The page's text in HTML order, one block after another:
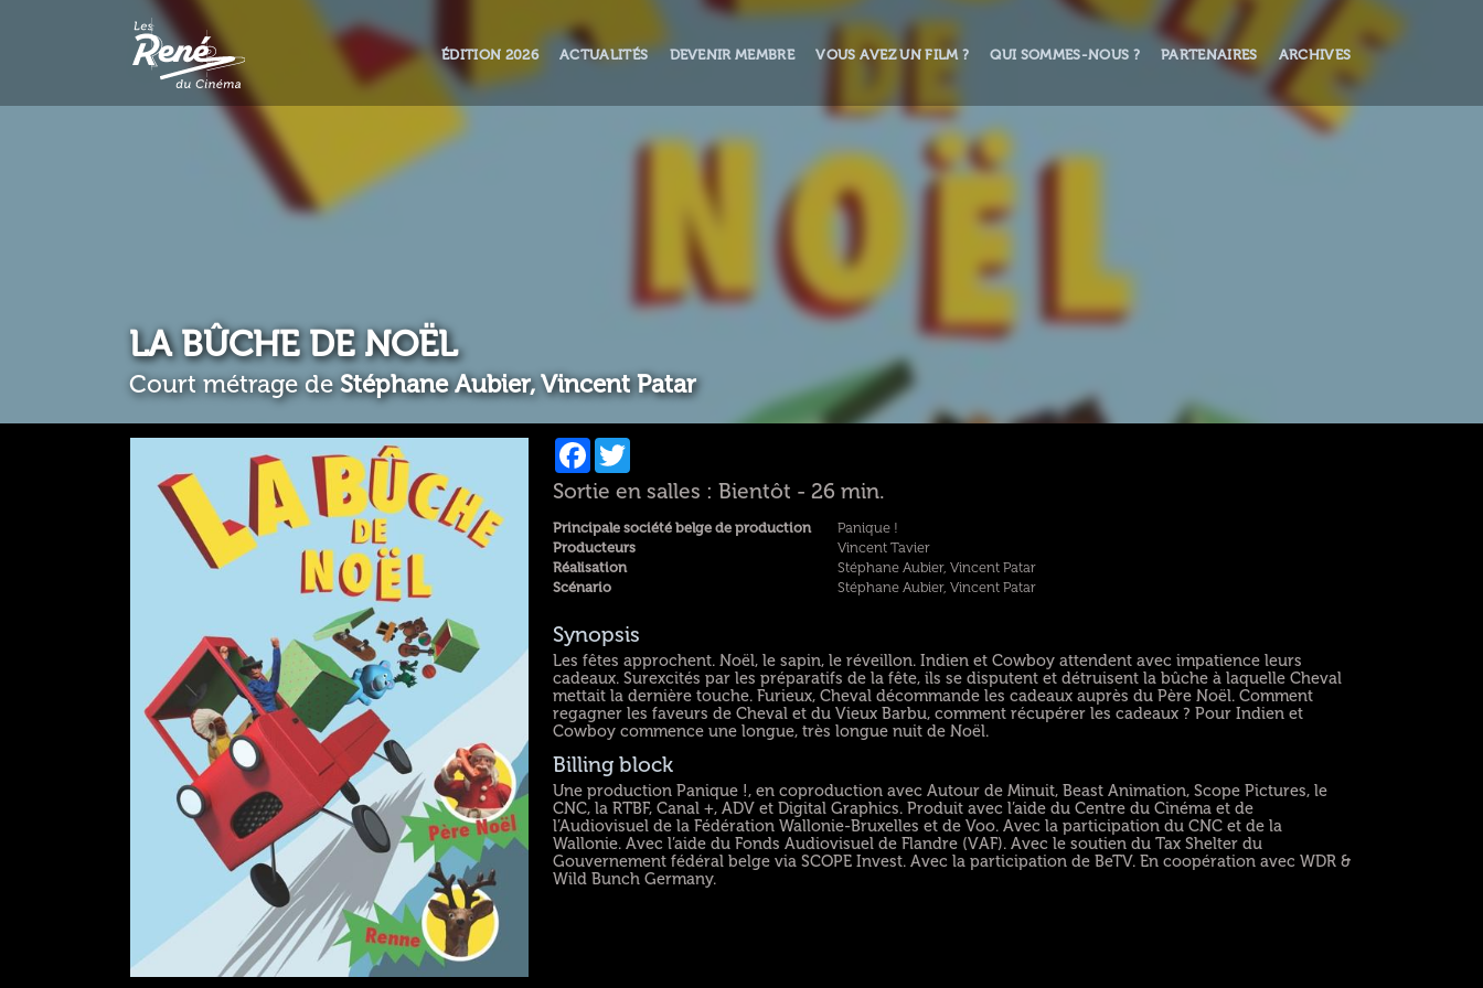
ÉDITION 2026 ACTUALITÉS DEVENIR MEMBRE VOUS AVEZ UN FILM ? QUI SOMMES-NOUS ? PARTENAIRES ARCHIVES
LA BÛCHE DE NOËL
Court métrage deStéphane Aubier, Vincent Patar
Facebook
Sortie en salles : Bientôt - 26 min.
Principale société belge de production
Panique !
Producteurs
Vincent Tavier
Réalisation
Stéphane Aubier, Vincent Patar
Scénario
Stéphane Aubier, Vincent Patar
Synopsis
Les fêtes approchent. Noël, le sapin, le réveillon. Indien et Cowboy attendent avec impatience leurs
cadeaux. Surexcités par les préparatifs de la fête, ils se disputent et détruisent la bûche à laquelle Cheval
mettait la dernière touche. Furieux, Cheval décommande les cadeaux auprès du Père Noël. Comment
regagner les faveurs de Cheval et du Vieux Barbu, comment récupérer les cadeaux ? Pour Indien et
Cowboy commence une longue, très longue nuit de Noël.
Billing block
Une production Panique !, en coproduction avec Autour de Minuit, Beast Animation, Scope Pictures, le
CNC, la RTBF, Canal +, ADV et Digital Graphics. Produit avec l’aide du Centre du Cinéma et de
l’Audiovisuel de la Fédération Wallonie-Bruxelles et de Voo. Avec la participation du CNC et de la
Wallonie. Avec l’aide du Fonds Audiovisuel de Flandre (VAF). Avec le soutien du Tax Shelter du
Gouvernement fédéral belge via SCOPE Invest. Avec la participation de BeTV. En coopération avec WDR &
Wild Bunch Germany.